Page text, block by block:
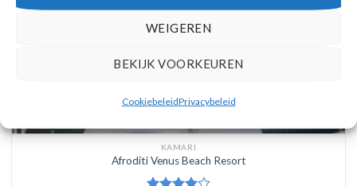
WEIGEREN
BEKIJK VOORKEUREN
CookiebeleidPrivacybeleid
KAMARI
Afroditi Venus Beach Resort